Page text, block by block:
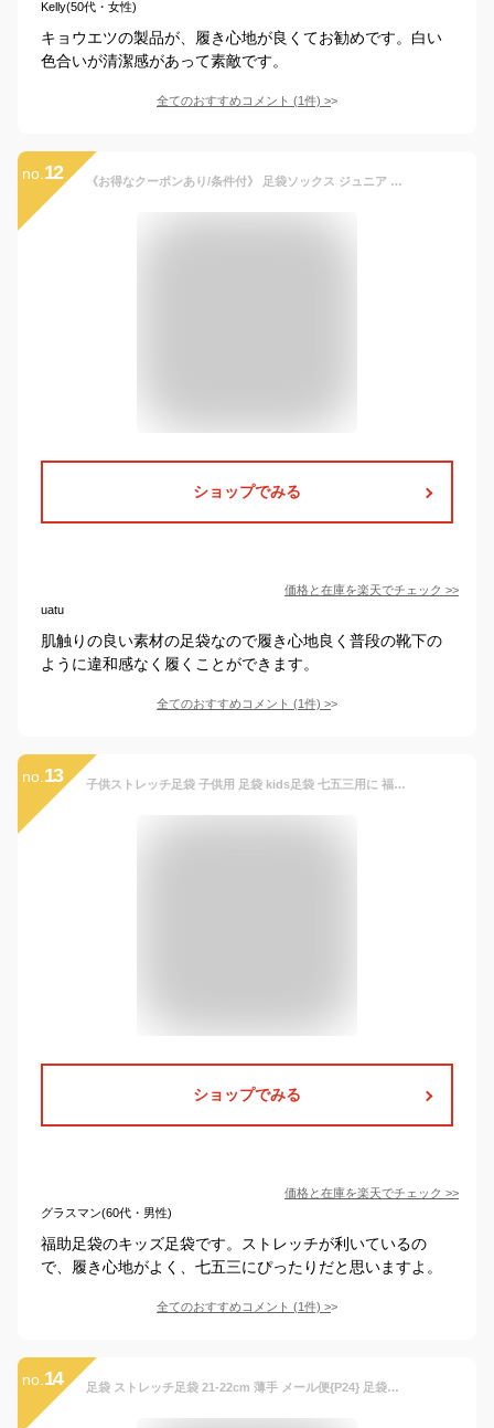
Kelly(50代・女性)
キョウエツの製品が、履き心地が良くてお勧めです。白い
色合いが清潔感があって素敵です。
全てのおすすめコメント (1件) >
no. 12 《お得なクーポンあり/条件付》 足袋ソックス ジュニア キッズ こども 男 女の子 靴下 くるぶし 無地 目立つ 日本製
ショップでみる
価格と在庫を楽天でチェック >>
uatu
肌触りの良い素材の足袋なので履き心地良く普段の靴下の
ように違和感なく履くことができます。
全てのおすすめコメント (1件) >
no. 13 子供ストレッチ足袋 子供用 足袋 kids足袋 七五三用に 福助足袋シリーズ 福助取り寄せ商品
ショップでみる
価格と在庫を楽天でチェック >>
グラスマン(60代・男性)
福助足袋のキッズ足袋です。ストレッチが利いているの
で、履き心地がよく、七五三にぴったりだと思いますよ。
全てのおすすめコメント (1件) >
no. 14 足袋 ストレッチ足袋 21-22cm 薄手 メール便{P24} 足袋ソックス 靴下 ソックス たび キッズ 子供 子供用 レディース ストレッチ タビ 七五三 753 女の子 男の子 3歳 5歳 7歳 滑り止め付き 着物